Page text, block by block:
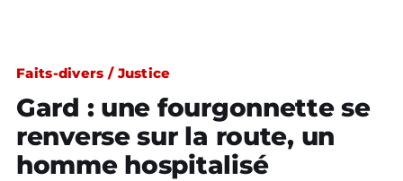
Faits-divers / Justice
Gard : une fourgonnette se
renverse sur la route, un
homme hospitalisé